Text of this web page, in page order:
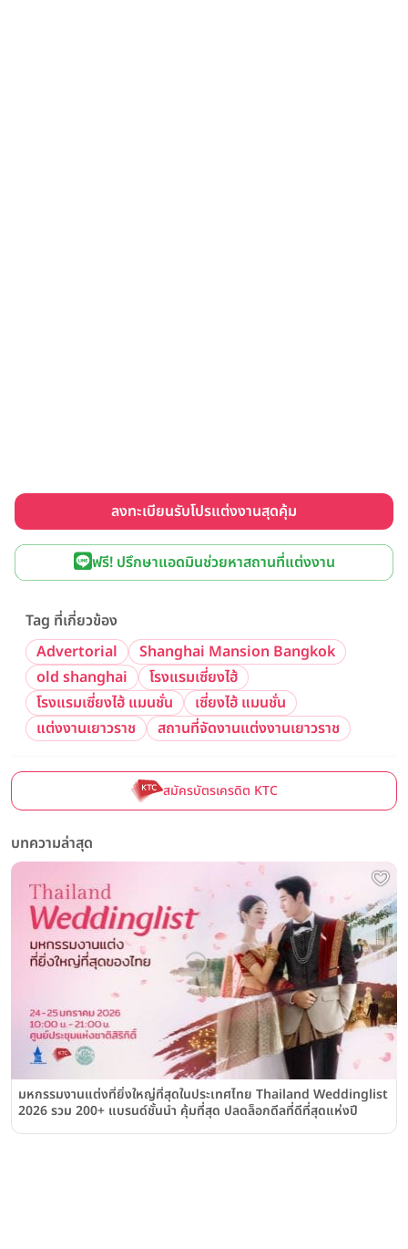
ลงทะเบียนรับโปรแต่งงานสุดคุ้ม
ฟรี! ปรึกษาแอดมินช่วยหาสถานที่แต่งงาน
Tag ที่เกี่ยวข้อง
Advertorial
Shanghai Mansion Bangkok
old shanghai
โรงแรมเซี่ยงไฮ้
โรงแรมเซี่ยงไฮ้ แมนชั่น
เซี่ยงไฮ้ แมนชั่น
แต่งงานเยาวราช
สถานที่จัดงานแต่งงานเยาวราช
สมัครบัตรเครดิต KTC
บทความล่าสุด
มหกรรมงานแต่งที่ยิ่งใหญ่ที่สุดในประเทศไทย Thailand Weddinglist
2026 รวม 200+ แบรนด์ชั้นนำ คุ้มที่สุด ปลดล็อกดีลที่ดีที่สุดแห่งปี